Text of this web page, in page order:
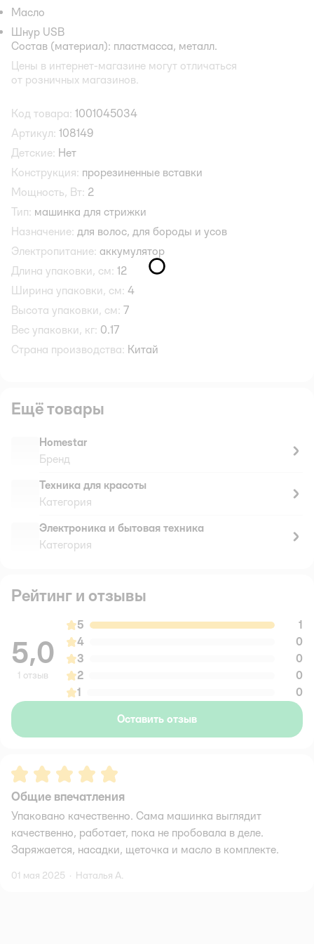
Масло
Шнур USB
Состав (материал): пластмасса, металл.
Цены в интернет-магазине могут отличаться
от розничных магазинов.
Код товара: 1001045034
Артикул: 108149
Детские: Нет
Конструкция: прорезиненные вставки
Мощность, Вт: 2
Тип: машинка для стрижки
Назначение: для волос, для бороды и усов
Электропитание: аккумулятор
Длина упаковки, см: 12
Ширина упаковки, см: 4
Высота упаковки, см: 7
Вес упаковки, кг: 0.17
Страна производства: Китай
Ещё товары
Homestar
Бренд
Техника для красоты
Категория
Электроника и бытовая техника
Категория
Рейтинг и отзывы
5,0
1 отзыв
5
1
4
0
3
0
2
0
1
0
Оставить отзыв
Рейтинг:5
Общие впечатления
Упаковано качественно. Сама машинка выглядит
качественно, работает, пока не пробовала в деле.
Заряжается, насадки, щеточка и масло в комплекте.
01 мая 2025 · Наталья А.